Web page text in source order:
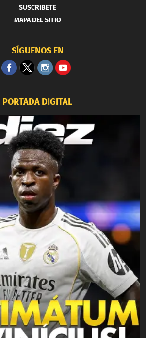
SUSCRIBETE
MAPA DEL SITIO
SÍGUENOS EN
PORTADA DIGITAL